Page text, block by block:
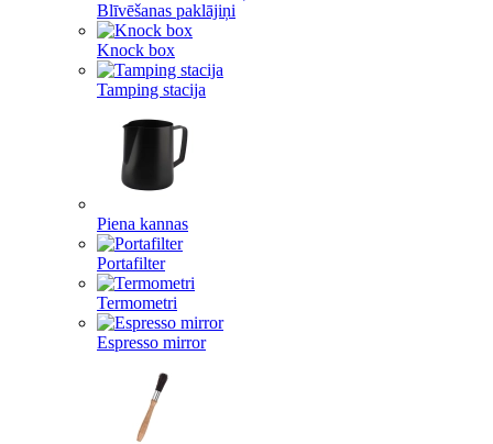
Blīvēšanas paklājiņi
Knock box
Tamping stacija
Piena kannas
Portafilter
Termometri
Espresso mirror